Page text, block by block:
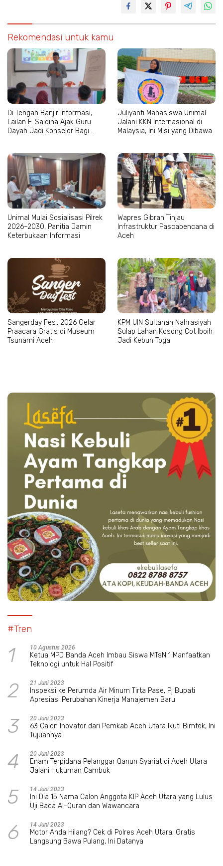
Rekomendasi untuk kamu
Di Tengah Banjir Informasi,
Lailan F. Saidina Ajak Guru
Dayah Jadi Konselor Bagi
Juliyanti Mahasiswa Unimal
Jalani KKN Internasional di
Malaysia, Ini Misi yang Dibawa
Unimal Mulai Sosialisasi Pilrek
2026–2030, Panitia Jamin
Keterbukaan Informasi
Wapres Gibran Tinjau
Infrastruktur Pascabencana di
Aceh
Sangerday Fest 2026 Gelar
Praacara Gratis di Museum
Tsunami Aceh
KPM UIN Sultanah Nahrasiyah
Sulap Lahan Kosong Cot Iboih
Jadi Kebun Toga
#Tren
1 10 Agustus 2026
Ketua MPD Banda Aceh Imbau Siswa MTsN 1 Manfaatkan
Teknologi untuk Hal Positif
2 21 Juni 2023
Inspeksi ke Perumda Air Minum Tirta Pase, Pj Bupati
Apresiasi Perubahan Kinerja Manajemen Baru
3 20 Juni 2023
63 Calon Inovator dari Pemkab Aceh Utara Ikuti Bimtek, Ini
Tujuannya
4 20 Juni 2023
Enam Terpidana Pelanggar Qanun Syariat di Aceh Utara
Jalani Hukuman Cambuk
5 14 Juni 2023
Ini Dia 15 Nama Calon Anggota KIP Aceh Utara yang Lulus
Uji Baca Al-Quran dan Wawancara
6 14 Juni 2023
Motor Anda Hilang? Cek di Polres Aceh Utara, Gratis
Langsung Bawa Pulang, Ini Datanya